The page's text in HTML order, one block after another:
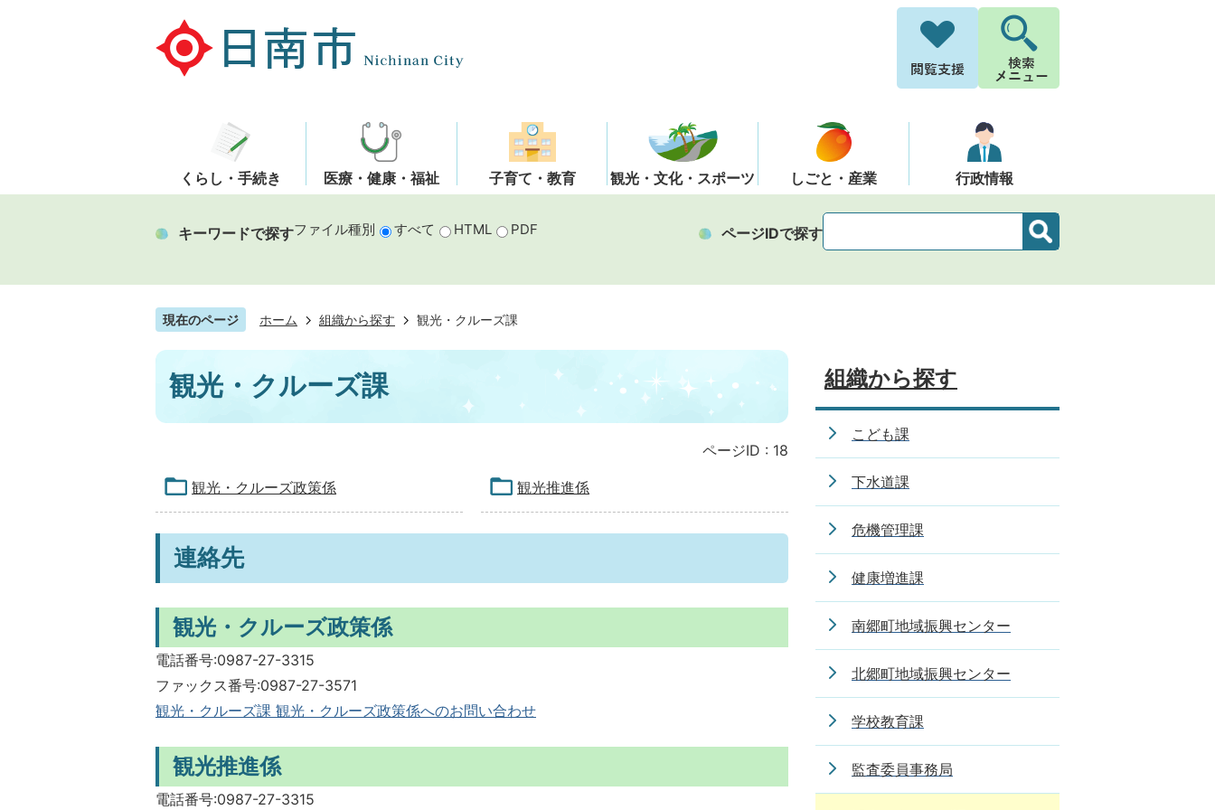
くらし・手続き 医療・健康・福祉 子育て・教育 観光・文化・スポーツ しごと・産業 行政情報
キーワードで探すファイル種別 すべて HTML PDF ページIDで探す
現在のページ ホーム 組織から探す 観光・クルーズ課
観光・クルーズ課
ページID : 18
観光・クルーズ政策係 観光推進係
連絡先
観光・クルーズ政策係
電話番号:0987-27-3315
ファックス番号:0987-27-3571
観光・クルーズ課 観光・クルーズ政策係へのお問い合わせ
観光推進係
電話番号:0987-27-3315
組織から探す
こども課
下水道課
危機管理課
健康増進課
南郷町地域振興センター
北郷町地域振興センター
学校教育課
監査委員事務局